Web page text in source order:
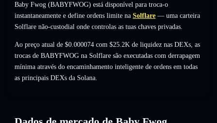
Baby Fwog (BABYFWOG) está disponível para troca-o
instantaneamente e define ordens limite na Solflare — uma carteira
Solflare não-custodial onde controlas as tuas chaves privadas.
Ao preço atual de $0.000074 com $25.2K de liquidez nas DEXs, as
trocas de BABYFWOG na Solflare são executadas com derrapagem
mínima através do encaminhamento inteligente de ordens em todas
as principais DEXs da Solana.